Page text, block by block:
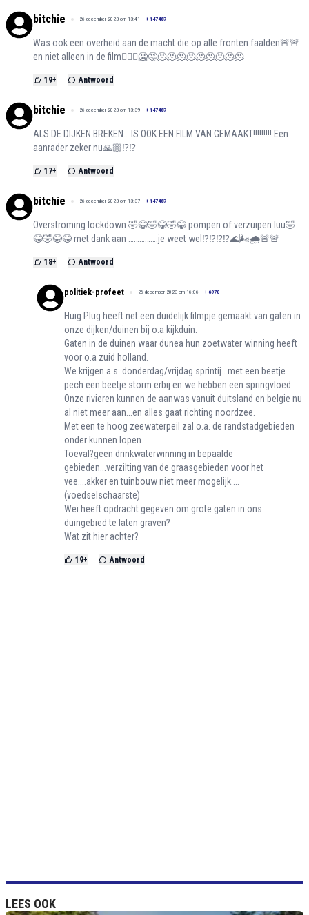
bitchie 26 december 2023 om 13:41 + 147487
Was ook een overheid aan de macht die op alle fronten faalden🚨🚨
en niet alleen in de film🤷🏻‍♀️🥶🤔🫠🫠🫠🫠🫠🫠🫠🫠🫠
19+ Antwoord
bitchie 26 december 2023 om 13:39 + 147487
ALS DE DIJKEN BREKEN….IS OOK EEN FILM VAN GEMAAKT!!!!!!!!! Een
aanrader zeker nu🙏🏼⁉️⁉️
17+ Antwoord
bitchie 26 december 2023 om 13:37 + 147487
Overstroming lockdown 🤣😂🤣😂🤣😂 pompen of verzuipen luu🤣
😂🤣😂😂 met dank aan …………….je weet wel⁉️⁉️⁉️⁉️🌊🌬️🌧️🚨🚨
18+ Antwoord
politiek-profeet 26 december 2023 om 16:06 + 6970
Huig Plug heeft net een duidelijk filmpje gemaakt van gaten in
onze dijken/duinen bij o.a kijkduin.
Gaten in de duinen waar dunea hun zoetwater winning heeft
voor o.a zuid holland.
We krijgen a.s. donderdag/vrijdag sprintij...met een beetje
pech een beetje storm erbij en we hebben een springvloed.
Onze rivieren kunnen de aanwas vanuit duitsland en belgie nu
al niet meer aan...en alles gaat richting noordzee.
Met een te hoog zeewaterpeil zal o.a. de randstadgebieden
onder kunnen lopen.
Toeval?geen drinkwaterwinning in bepaalde
gebieden...verzilting van de graasgebieden voor het
vee....akker en tuinbouw niet meer mogelijk....
(voedselschaarste)
Wei heeft opdracht gegeven om grote gaten in ons
duingebied te laten graven?
Wat zit hier achter?
19+ Antwoord
LEES OOK